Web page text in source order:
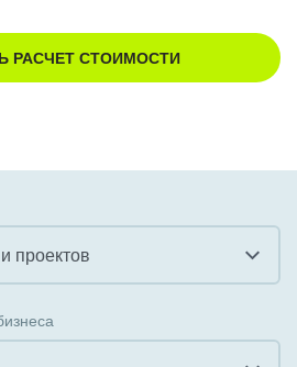
РАСЧЕТ СТОИМОСТИ
проектов